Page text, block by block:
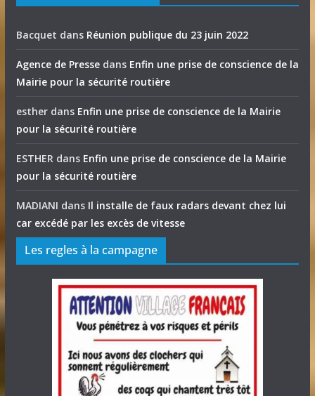
Bacquet dans Réunion publique du 23 juin 2022
Agence de Pressedans Enfin une prise de conscience de la
Mairie pour la sécurité routière
estherdans Enfin une prise de conscience de la Mairie
pour la sécurité routière
ESTHER dans Enfin une prise de conscience de la Mairie
pour la sécurité routière
MADIANI dans Il installe de faux radars devant chez lui
car excédé par les excès de vitesse
Les regles à la campagne